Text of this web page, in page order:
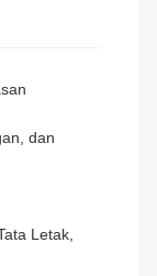
dan
Letak,